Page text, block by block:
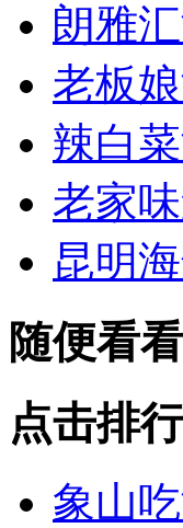
朗雅
老板
辣白
老家
昆明
随便看看
点击排行
象山